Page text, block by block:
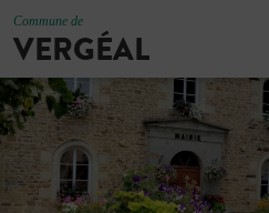
Commune de
VERGÉAL